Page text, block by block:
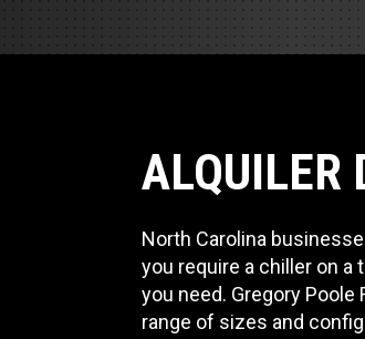
ALQUILER
North Carolina
you require a chiller on
you need. Gregory
range of sizes and